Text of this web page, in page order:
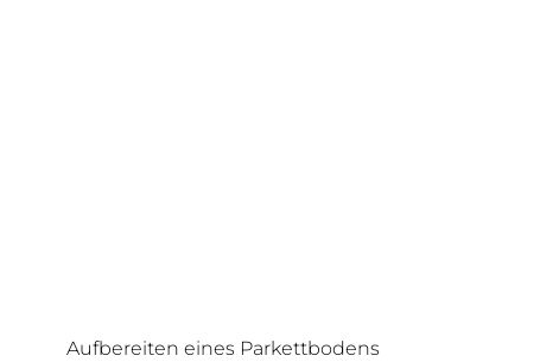
Aufbereiten eines Parkettbodens